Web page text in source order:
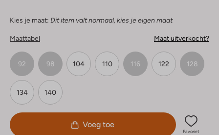
Kies je maat: Dit item valt normaal, kies je eigen maat
Maattabel Maat uitverkocht?
92 98 104 110 116 122 128
134 140
Voeg toe
Favoriet